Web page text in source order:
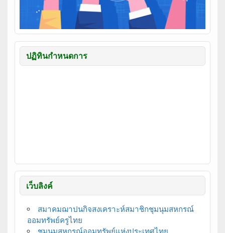
ปฏิทินกำหนดการ
เว็บลิงค์
สมาคมฌาปนกิจสงเคราะห์สมาชิกชุมนุมสหกรณ์
ออมทรัพย์ครูไทย
ชุมนุมสหกรณ์ออมทรัพย์แห่งประเทศไทย